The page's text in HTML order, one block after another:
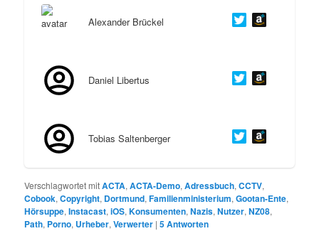
Alexander Brückel
Daniel Libertus
Tobias Saltenberger
Verschlagwortet mitACTA,ACTA-Demo,Adressbuch,CCTV,
Cobook,Copyright, Dortmund,Familienministerium,Gootan-Ente,
Hörsuppe,Instacast,iOS,Konsumenten,Nazis,Nutzer,NZ08,
Path, Porno, Urheber,Verwerter |5Antworten